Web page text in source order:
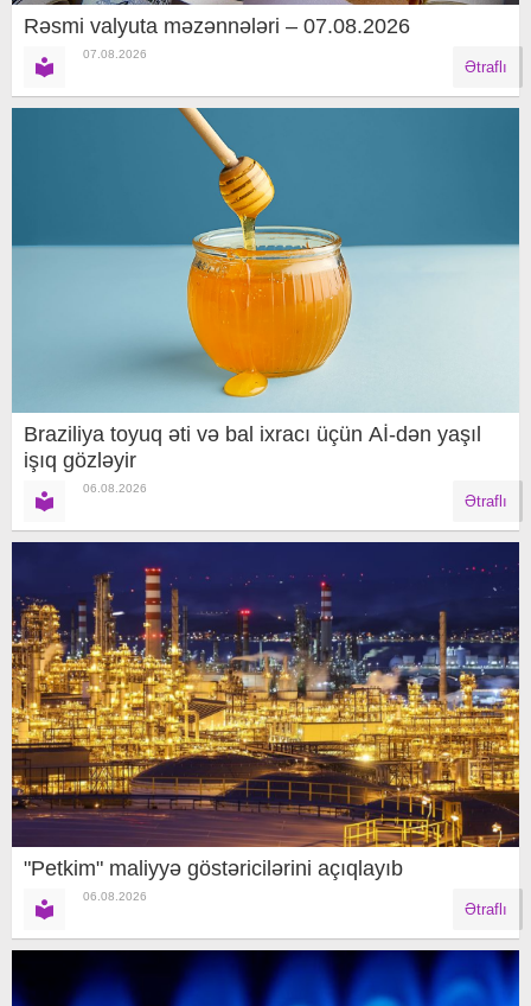
Rəsmi valyuta məzənnələri – 07.08.2026
07.08.2026
Ətraflı
Braziliya toyuq əti və bal ixracı üçün Aİ-dən yaşıl
işıq gözləyir
06.08.2026
Ətraflı
"Petkim" maliyyə göstəricilərini açıqlayıb
06.08.2026
Ətraflı